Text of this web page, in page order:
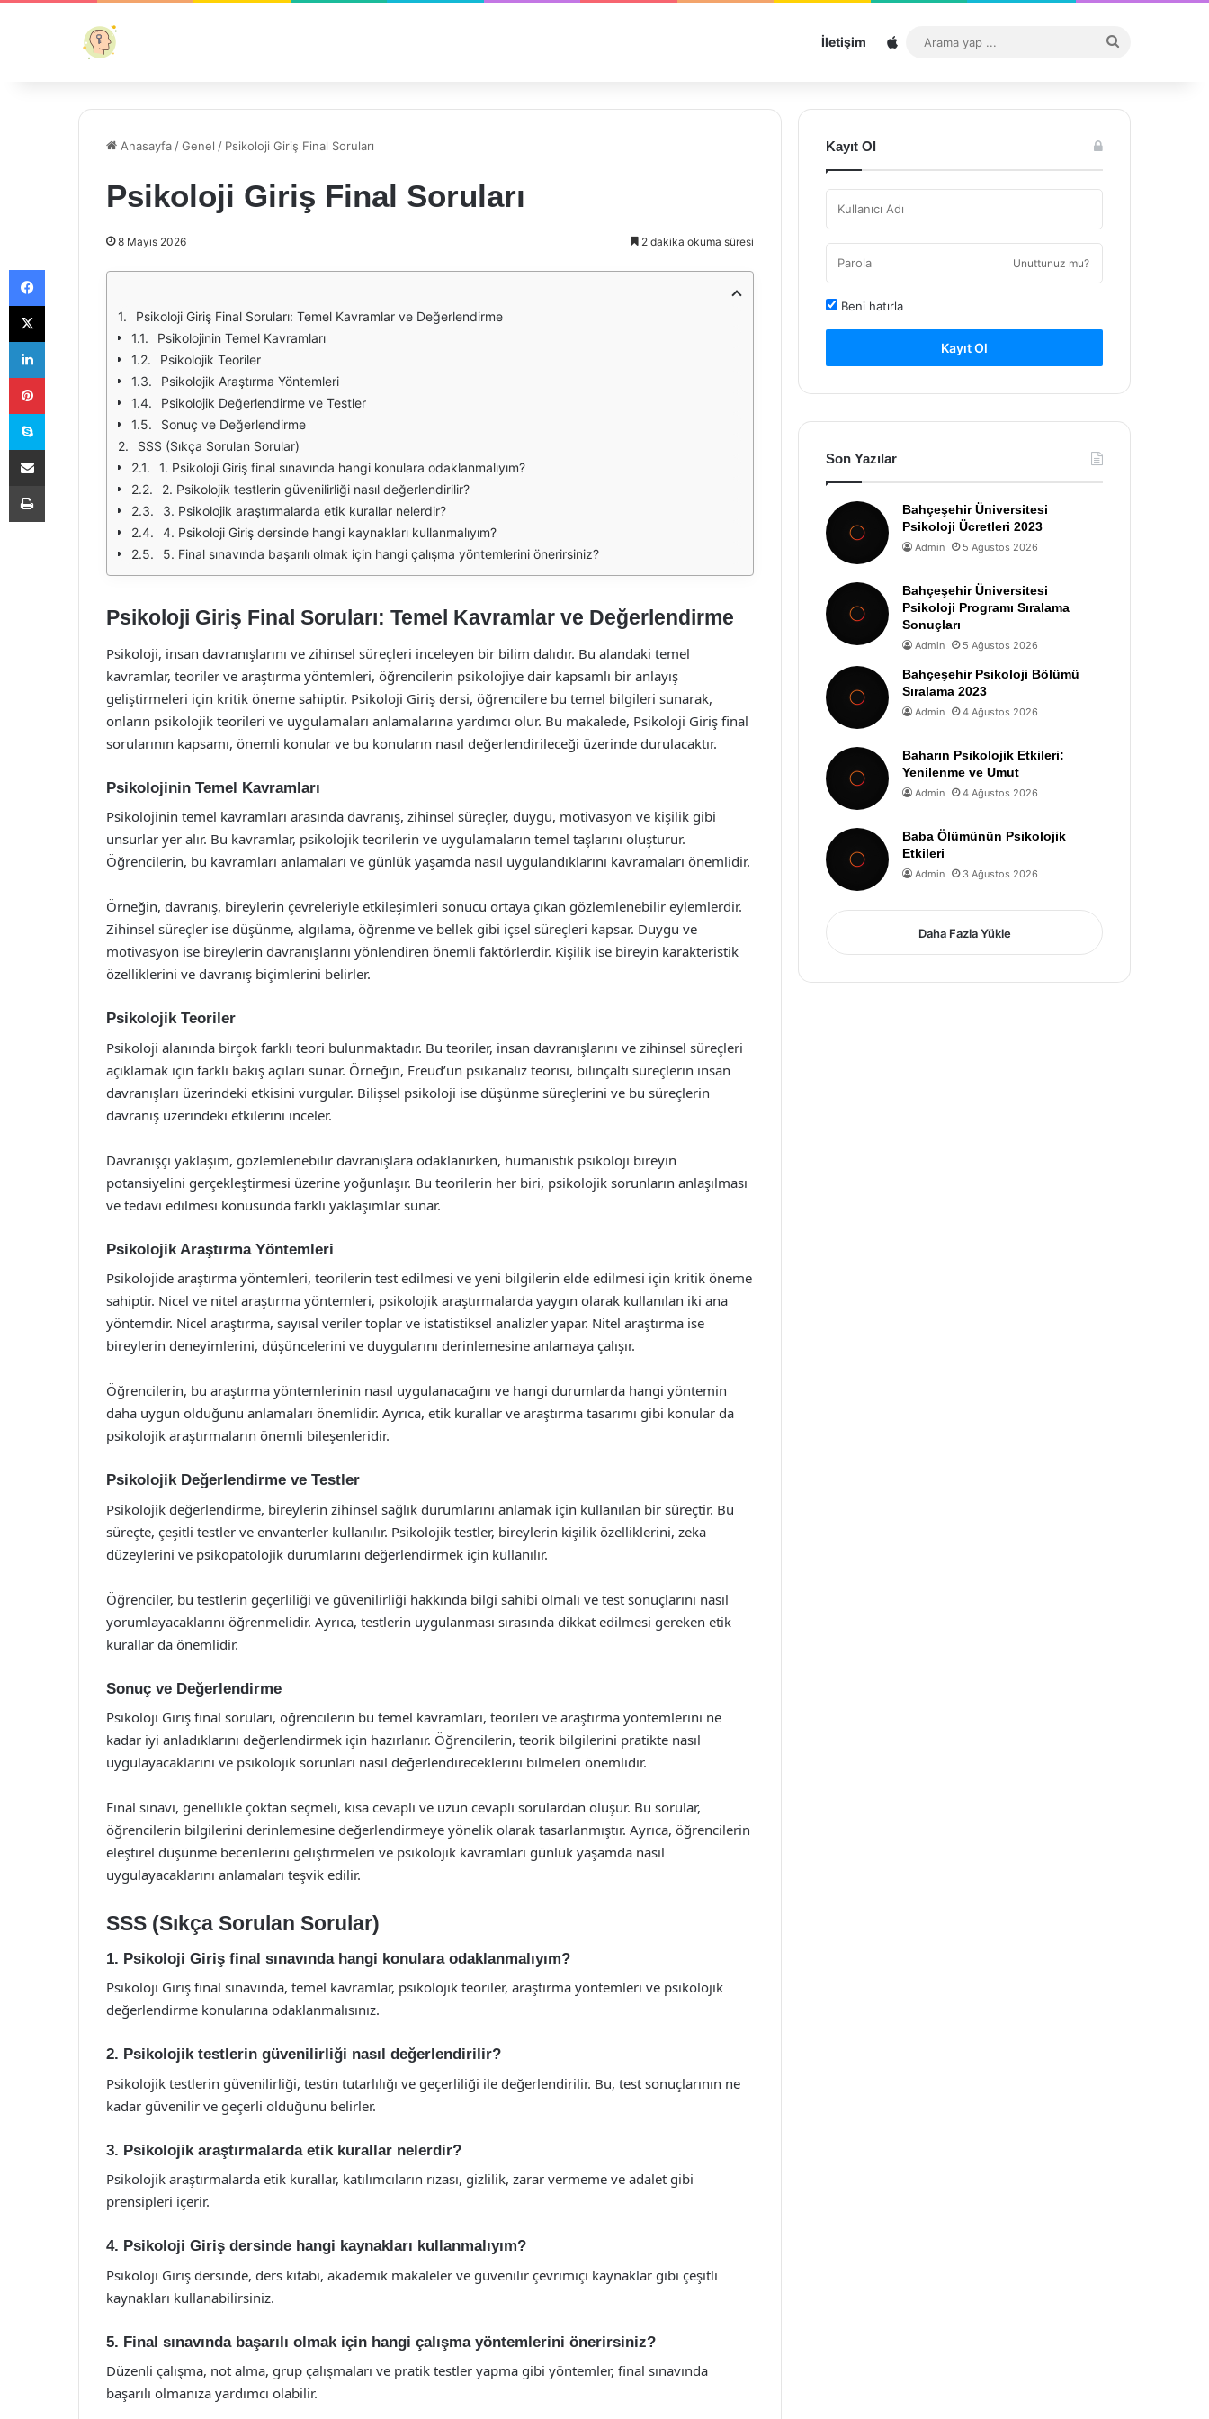
İletişim Sitemap
...
Anasayfa /Genel / Psikoloji Giriş Final Soruları
Psikoloji Giriş Final Soruları
8 Mayıs 2026 2 dakika okuma süresi
Psikoloji Giriş Final Soruları: Temel Kavramlar ve Değerlendirme
Psikolojinin Temel Kavramları
Psikolojik Teoriler
Psikolojik Araştırma Yöntemleri
Psikolojik Değerlendirme ve Testler
Sonuç ve Değerlendirme
SSS (Sıkça Sorulan Sorular)
1. Psikoloji Giriş final sınavında hangi konulara odaklanmalıyım?
2. Psikolojik testlerin güvenilirliği nasıl değerlendirilir?
3. Psikolojik araştırmalarda etik kurallar nelerdir?
4. Psikoloji Giriş dersinde hangi kaynakları kullanmalıyım?
5. Final sınavında başarılı olmak için hangi çalışma yöntemlerini önerirsiniz?
Psikoloji Giriş Final Soruları: Temel Kavramlar ve Değerlendirme
Psikoloji, insan davranışlarını ve zihinsel süreçleri inceleyen bir bilim dalıdır. Bu alandaki temel
kavramlar, teoriler ve araştırma yöntemleri, öğrencilerin psikolojiye dair kapsamlı bir anlayış
geliştirmeleri için kritik öneme sahiptir. Psikoloji Giriş dersi, öğrencilere bu temel bilgileri sunarak,
onların psikolojik teorileri ve uygulamaları anlamalarına yardımcı olur. Bu makalede, Psikoloji Giriş final
sorularının kapsamı, önemli konular ve bu konuların nasıl değerlendirileceği üzerinde durulacaktır.
Psikolojinin Temel Kavramları
Psikolojinin temel kavramları arasında davranış, zihinsel süreçler, duygu, motivasyon ve kişilik gibi
unsurlar yer alır. Bu kavramlar, psikolojik teorilerin ve uygulamaların temel taşlarını oluşturur.
Öğrencilerin, bu kavramları anlamaları ve günlük yaşamda nasıl uygulandıklarını kavramaları önemlidir.
Örneğin, davranış, bireylerin çevreleriyle etkileşimleri sonucu ortaya çıkan gözlemlenebilir eylemlerdir.
Zihinsel süreçler ise düşünme, algılama, öğrenme ve bellek gibi içsel süreçleri kapsar. Duygu ve
motivasyon ise bireylerin davranışlarını yönlendiren önemli faktörlerdir. Kişilik ise bireyin karakteristik
özelliklerini ve davranış biçimlerini belirler.
Psikolojik Teoriler
Psikoloji alanında birçok farklı teori bulunmaktadır. Bu teoriler, insan davranışlarını ve zihinsel süreçleri
açıklamak için farklı bakış açıları sunar. Örneğin, Freud’un psikanaliz teorisi, bilinçaltı süreçlerin insan
davranışları üzerindeki etkisini vurgular. Bilişsel psikoloji ise düşünme süreçlerini ve bu süreçlerin
davranış üzerindeki etkilerini inceler.
Davranışçı yaklaşım, gözlemlenebilir davranışlara odaklanırken, humanistik psikoloji bireyin
potansiyelini gerçekleştirmesi üzerine yoğunlaşır. Bu teorilerin her biri, psikolojik sorunların anlaşılması
ve tedavi edilmesi konusunda farklı yaklaşımlar sunar.
Psikolojik Araştırma Yöntemleri
Psikolojide araştırma yöntemleri, teorilerin test edilmesi ve yeni bilgilerin elde edilmesi için kritik öneme
sahiptir. Nicel ve nitel araştırma yöntemleri, psikolojik araştırmalarda yaygın olarak kullanılan iki ana
yöntemdir. Nicel araştırma, sayısal veriler toplar ve istatistiksel analizler yapar. Nitel araştırma ise
bireylerin deneyimlerini, düşüncelerini ve duygularını derinlemesine anlamaya çalışır.
Öğrencilerin, bu araştırma yöntemlerinin nasıl uygulanacağını ve hangi durumlarda hangi yöntemin
daha uygun olduğunu anlamaları önemlidir. Ayrıca, etik kurallar ve araştırma tasarımı gibi konular da
psikolojik araştırmaların önemli bileşenleridir.
Psikolojik Değerlendirme ve Testler
Psikolojik değerlendirme, bireylerin zihinsel sağlık durumlarını anlamak için kullanılan bir süreçtir. Bu
süreçte, çeşitli testler ve envanterler kullanılır. Psikolojik testler, bireylerin kişilik özelliklerini, zeka
düzeylerini ve psikopatolojik durumlarını değerlendirmek için kullanılır.
Öğrenciler, bu testlerin geçerliliği ve güvenilirliği hakkında bilgi sahibi olmalı ve test sonuçlarını nasıl
yorumlayacaklarını öğrenmelidir. Ayrıca, testlerin uygulanması sırasında dikkat edilmesi gereken etik
kurallar da önemlidir.
Sonuç ve Değerlendirme
Psikoloji Giriş final soruları, öğrencilerin bu temel kavramları, teorileri ve araştırma yöntemlerini ne
kadar iyi anladıklarını değerlendirmek için hazırlanır. Öğrencilerin, teorik bilgilerini pratikte nasıl
uygulayacaklarını ve psikolojik sorunları nasıl değerlendireceklerini bilmeleri önemlidir.
Final sınavı, genellikle çoktan seçmeli, kısa cevaplı ve uzun cevaplı sorulardan oluşur. Bu sorular,
öğrencilerin bilgilerini derinlemesine değerlendirmeye yönelik olarak tasarlanmıştır. Ayrıca, öğrencilerin
eleştirel düşünme becerilerini geliştirmeleri ve psikolojik kavramları günlük yaşamda nasıl
uygulayacaklarını anlamaları teşvik edilir.
SSS (Sıkça Sorulan Sorular)
1. Psikoloji Giriş final sınavında hangi konulara odaklanmalıyım?
Psikoloji Giriş final sınavında, temel kavramlar, psikolojik teoriler, araştırma yöntemleri ve psikolojik
değerlendirme konularına odaklanmalısınız.
2. Psikolojik testlerin güvenilirliği nasıl değerlendirilir?
Psikolojik testlerin güvenilirliği, testin tutarlılığı ve geçerliliği ile değerlendirilir. Bu, test sonuçlarının ne
kadar güvenilir ve geçerli olduğunu belirler.
3. Psikolojik araştırmalarda etik kurallar nelerdir?
Psikolojik araştırmalarda etik kurallar, katılımcıların rızası, gizlilik, zarar vermeme ve adalet gibi
prensipleri içerir.
4. Psikoloji Giriş dersinde hangi kaynakları kullanmalıyım?
Psikoloji Giriş dersinde, ders kitabı, akademik makaleler ve güvenilir çevrimiçi kaynaklar gibi çeşitli
kaynakları kullanabilirsiniz.
5. Final sınavında başarılı olmak için hangi çalışma yöntemlerini önerirsiniz?
Düzenli çalışma, not alma, grup çalışmaları ve pratik testler yapma gibi yöntemler, final sınavında
başarılı olmanıza yardımcı olabilir.
Kayıt Ol
Unuttunuz mu?
Beni hatırla
Kayıt Ol
Son Yazılar
Bahçeşehir Üniversitesi
Psikoloji Ücretleri 2023
Admin 5 Ağustos 2026
Bahçeşehir Üniversitesi
Psikoloji Programı Sıralama
Sonuçları
Admin 5 Ağustos 2026
Bahçeşehir Psikoloji Bölümü
Sıralama 2023
Admin 4 Ağustos 2026
Baharın Psikolojik Etkileri:
Yenilenme ve Umut
Admin 4 Ağustos 2026
Baba Ölümünün Psikolojik
Etkileri
Admin 3 Ağustos 2026
Daha Fazla Yükle
Facebook
X
LinkedIn
Pinterest
Skype
E-Posta ile paylaş